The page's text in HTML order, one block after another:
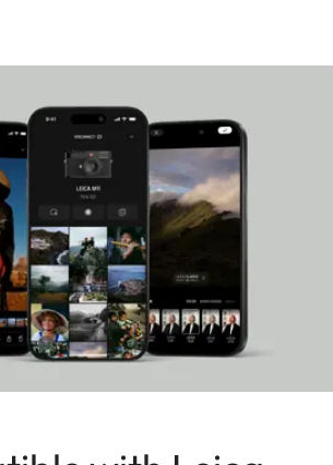
plein format conçu
de 60, 36 ou 18 millions de
votre vision artistique avec
restant vraiment polyvalent avec
de rendu des détails et
ISO. Chargez la puissante et
et connectez votre appareil
nouveau port USB-C. Vous
haut niveau de sécurité des
une mémoire interne de 64 Go.